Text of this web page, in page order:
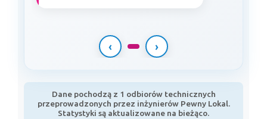
‹ ›
Dane pochodzą z 1 odbiorów technicznych
przeprowadzonych przez inżynierów Pewny Lokal.
Statystyki są aktualizowane na bieżąco.